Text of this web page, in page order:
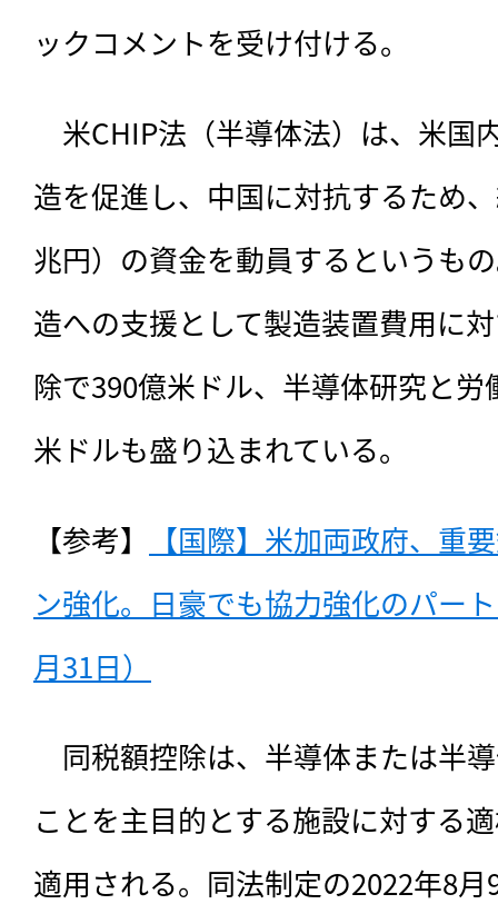
ックコメントを受け付ける。
米CHIP法（半導体法）は、 米国
造を促進し、中国に対抗するため
兆円）の資金を動員するというも
造への支援として製造装置費用に
除で390億米ドル、半導体研究と
米ドルも盛り込まれている。
【参考】
【国際】米加両政府、重
ン強化。日豪でも協力強化のパー
月31日）
同税額控除は、半導体または半
ことを主目的とする施設に対する
適用される。同法制定の2022年8